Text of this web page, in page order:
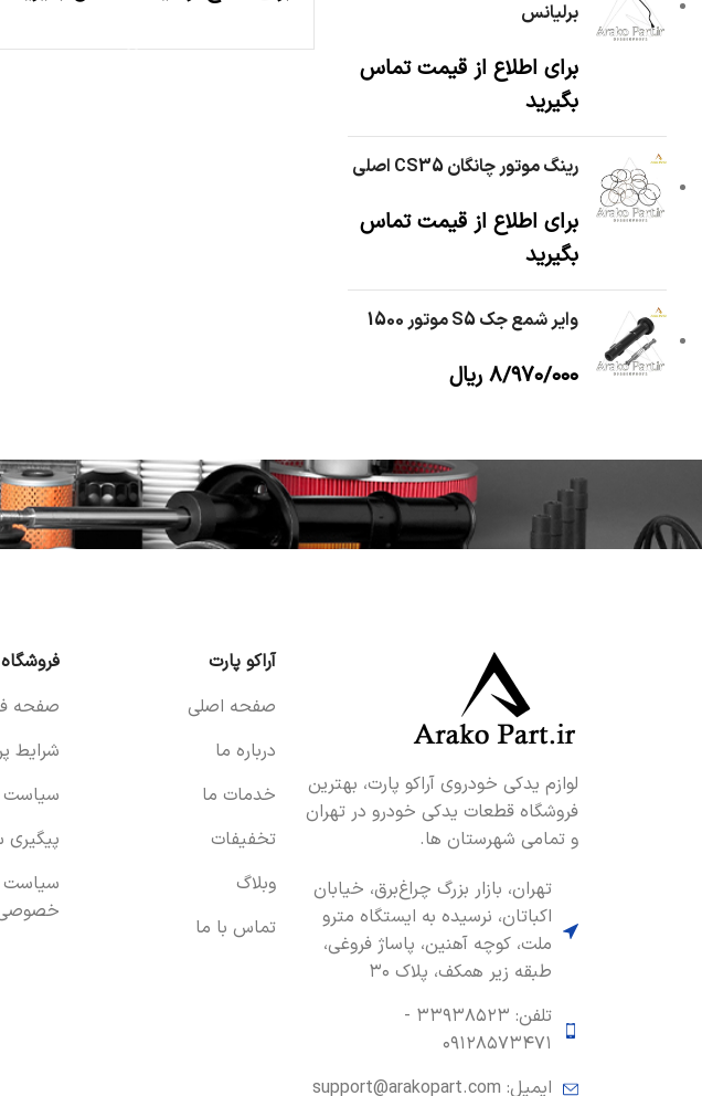
برلیانس
برای اطلاع از قیمت تماس
بگیرید
رینگ موتور چانگان CS35 اصلی
برای اطلاع از قیمت تماس
بگیرید
وایر شمع جک S5 موتور 1500
۸/۹۷۰/۰۰۰ ریال
لوازم یدکی خودروی آراکو پارت، بهترین
فروشگاه قطعات یدکی خودرو در تهران
و تمامی شهرستان ها.
تهران، بازار بزرگ چراغ‌برق، خیابان
اکباتان، نرسیده به ایستگاه مترو
ملت، کوچه آهنین، پاساژ فروغی،
طبقه زیر همکف، پلاک ۳۰
تلفن: ۳۳۹۳۸۵۲۳ -
۰۹۱۲۸۵۷۳۴۷۱
ایمیل: support@arakopart.com
آراکو پارت
صفحه اصلی
درباره ما
خدمات ما
تخفیفات
وبلاگ
تماس با ما
فروشگاه
صفحه
شرایط
سیاست